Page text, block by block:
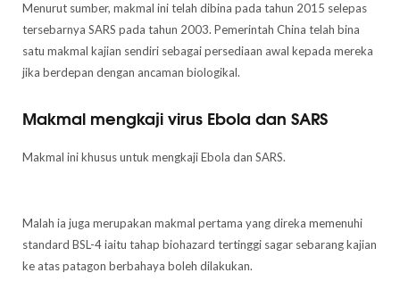
Menurut sumber, makmal ini telah dibina pada tahun 2015 selepas
tersebarnya SARS pada tahun 2003. Pemerintah China telah bina
satu makmal kajian sendiri sebagai persediaan awal kepada mereka
jika berdepan dengan ancaman biologikal.
Makmal mengkaji virus Ebola dan SARS
Makmal ini khusus untuk mengkaji Ebola dan SARS.
Malah ia juga merupakan makmal pertama yang direka memenuhi
standard BSL-4 iaitu tahap biohazard tertinggi sagar sebarang kajian
ke atas patagon berbahaya boleh dilakukan.